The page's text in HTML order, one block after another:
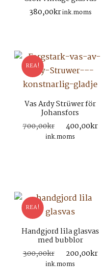
380,00krink.moms
REA!
Vas Ardy Strüwer för
Johansfors
700,00kr
Det
ursprungliga
400,00kr
ink.moms
REA!
Handgjord lila glasvas
med bubblor
300,00kr
Det
ursprungliga
200,00kr
ink.moms